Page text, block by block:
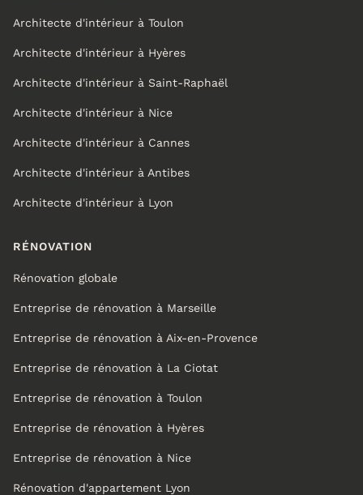
Architecte d'intérieur à Toulon
Architecte d'intérieur à Hyères
Architecte d'intérieur à Saint-Raphaël
Architecte d'intérieur à Nice
Architecte d'intérieur à Cannes
Architecte d'intérieur à Antibes
Architecte d'intérieur à Lyon
RÉNOVATION
Rénovation globale
Entreprise de rénovation à Marseille
Entreprise de rénovation à Aix-en-Provence
Entreprise de rénovation à La Ciotat
Entreprise de rénovation à Toulon
Entreprise de rénovation à Hyères
Entreprise de rénovation à Nice
Rénovation d'appartement Lyon